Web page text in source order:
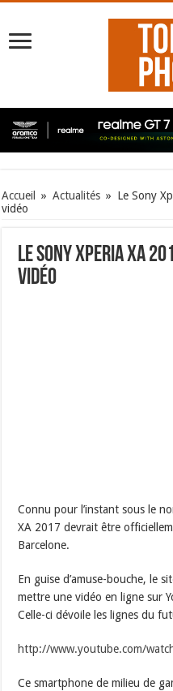
Accueil » Actualités » Le Sony
vidéo
Le Sony Xperia XA
vidéo
Connu pour l’instant sous le
XA 2017 devrait être
Barcelone.
En guise d’amuse-bouche, le
mettre une vidéo en ligne sur
Celle-ci dévoile les lignes du
http://www.youtube.com/
Ce smartphone de milieu de